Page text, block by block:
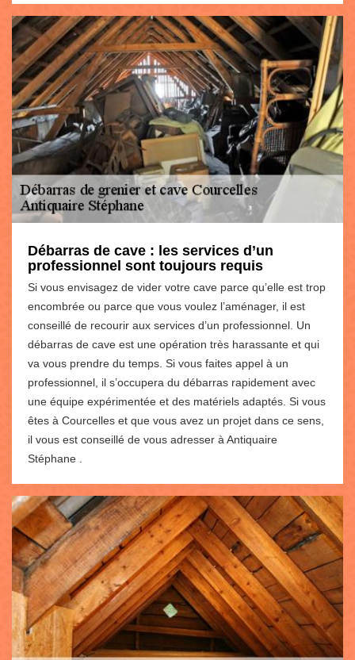
Débarras de cave : les services d’un
professionnel sont toujours requis
Si vous envisagez de vider votre cave parce qu’elle est trop
encombrée ou parce que vous voulez l’aménager, il est
conseillé de recourir aux services d’un professionnel. Un
débarras de cave est une opération très harassante et qui
va vous prendre du temps. Si vous faites appel à un
professionnel, il s’occupera du débarras rapidement avec
une équipe expérimentée et des matériels adaptés. Si vous
êtes à Courcelles et que vous avez un projet dans ce sens,
il vous est conseillé de vous adresser à Antiquaire
Stéphane .